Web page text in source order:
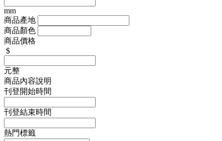
mm
商品產地
商品顏色
商品價格
$
元整
商品內容說明
刊登開始時間
刊登結束時間
熱門標籤